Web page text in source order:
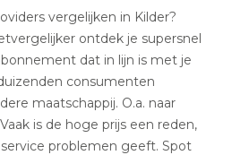
vergelijken in Kilder?
ontdek je supersnel
dat in lijn is met je
consumenten
maatschappij. O.a. naar
is de hoge prijs een reden,
problemen geeft. Spot